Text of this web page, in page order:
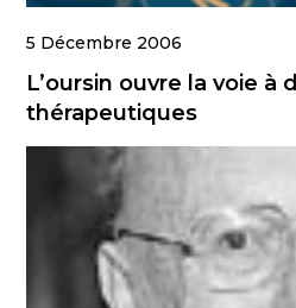
5 Décembre 2006
L’oursin ouvre la voie à
thérapeutiques